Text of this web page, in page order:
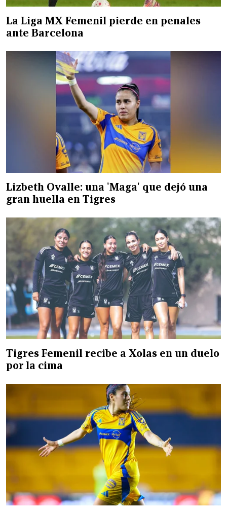
La Liga MX Femenil pierde en penales
ante Barcelona
Lizbeth Ovalle: una 'Maga' que dejó una
gran huella en Tigres
Tigres Femenil recibe a Xolas en un duelo
por la cima